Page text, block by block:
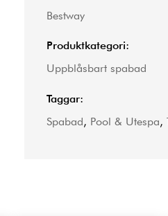
Bestway
Produktkategori:
Uppblåsbart spabad
Taggar:
Spabad, Pool & Utespa,